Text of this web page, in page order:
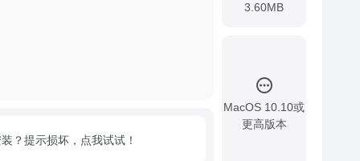
3.60MB
MacOS 10.10或
更高版本
？提示损坏，点我试试！